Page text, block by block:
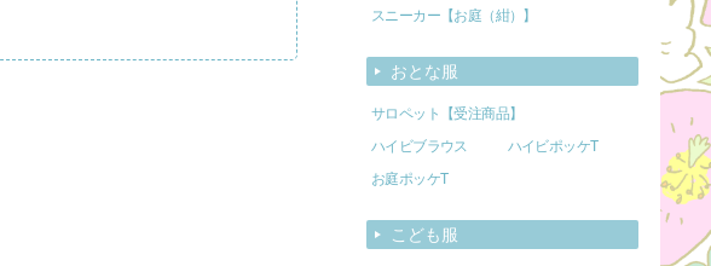
スニーカー【お庭（紺）】
おとな服
サロペット【受注商品】
ハイビブラウス
ハイビポッケT
お庭ポッケT
こども服